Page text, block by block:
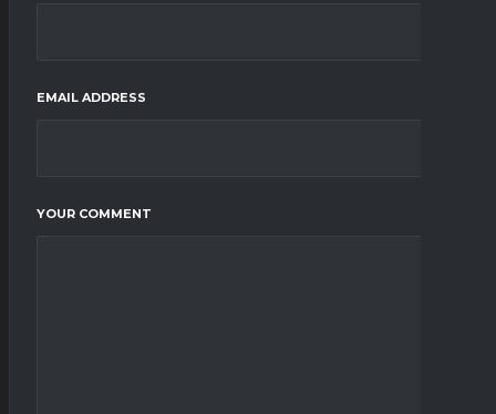
EMAIL ADDRESS
YOUR COMMENT